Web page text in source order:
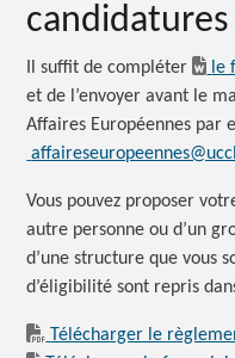
candidatures
Il suffit de compléter
le
et de l’envoyer avant le
Affaires Européennes par
Vous pouvez proposer
autre personne ou d’un
d’une structure que vous
d’éligibilité sont repris
Télécharger le